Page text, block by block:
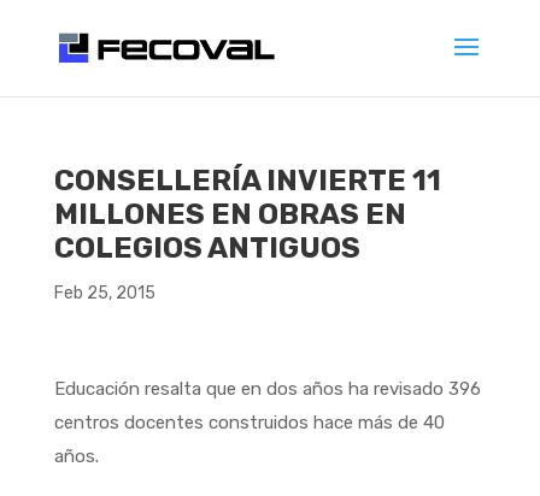
CONSELLERÍA INVIERTE 11
MILLONES EN OBRAS EN
COLEGIOS ANTIGUOS
Feb 25, 2015
Educación resalta que en dos años ha revisado 396
centros docentes construidos hace más de 40
años.